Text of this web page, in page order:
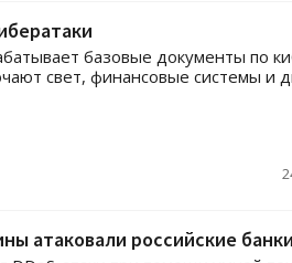
базовые документы по
свет, финансовые системы и
атаковали российские банки